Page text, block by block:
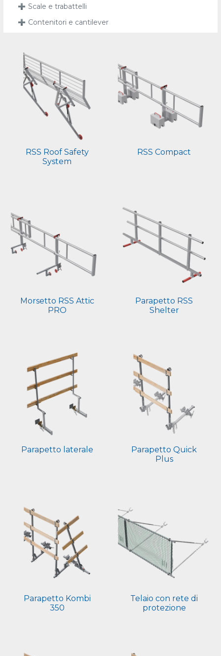
Scale e trabattelli
Contenitori e cantilever
RSS Roof Safety
System
RSS Compact
Morsetto RSS Attic
PRO
Parapetto RSS
Shelter
Parapetto laterale
Parapetto Quick
Plus
Parapetto Kombi
350
Telaio con rete di
protezione